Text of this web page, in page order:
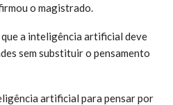
o magistrado.
que a inteligência artificial deve
sem substituir o pensamento
artificial para pensar por